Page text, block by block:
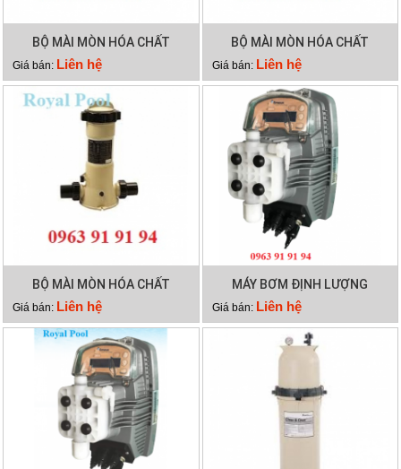
BỘ MÀI MÒN HÓA CHẤT
EMAUX CLL-75
Giá bán: Liên hệ
BỘ MÀI MÒN HÓA CHẤT
EMAUX CLL-50
Giá bán: Liên hệ
BỘ MÀI MÒN HÓA CHẤT
EMAUX CL-02
Giá bán: Liên hệ
MÁY BƠM ĐỊNH LƯỢNG
EMAUX CTRL7-ORP
Giá bán: Liên hệ